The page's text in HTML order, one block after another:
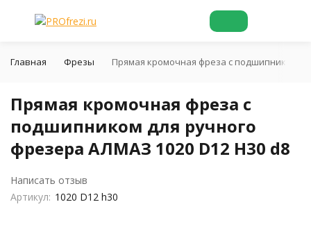
Главная Фрезы Прямая кромочная фреза с подшипником
Прямая кромочная фреза с
подшипником для ручного
фрезера АЛМАЗ 1020 D12 H30 d8
Написать отзыв
Артикул: 1020 D12 h30